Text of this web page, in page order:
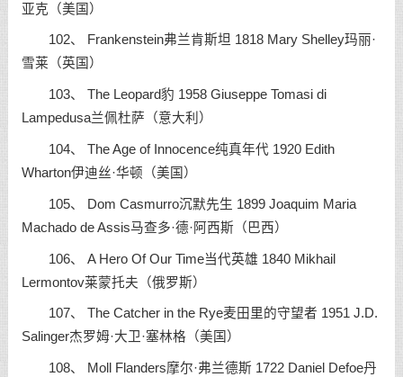
亚克（美国）
102、 Frankenstein弗兰肯斯坦 1818 Mary Shelley玛丽·
雪莱（英国）
103、 The Leopard豹 1958 Giuseppe Tomasi di
Lampedusa兰佩杜萨（意大利）
104、 The Age of Innocence纯真年代 1920 Edith
Wharton伊迪丝·华顿（美国）
105、 Dom Casmurro沉默先生 1899 Joaquim Maria
Machado de Assis马查多·德·阿西斯（巴西）
106、 A Hero Of Our Time当代英雄 1840 Mikhail
Lermontov莱蒙托夫（俄罗斯）
107、 The Catcher in the Rye麦田里的守望者 1951 J.D.
Salinger杰罗姆·大卫·塞林格（美国）
108、 Moll Flanders摩尔·弗兰德斯 1722 Daniel Defoe丹